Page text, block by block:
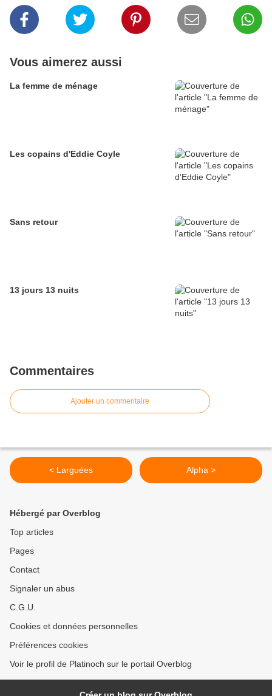
Vous aimerez aussi
La femme de ménage
Les copains d'Eddie Coyle
Sans retour
13 jours 13 nuits
Commentaires
Ajouter un commentaire
< Larguées Alpha >
Hébergé par Overblog
Top articles
Pages
Contact
Signaler un abus
C.G.U.
Cookies et données personnelles
Préférences cookies
Voir le profil de Platinoch sur le portail Overblog